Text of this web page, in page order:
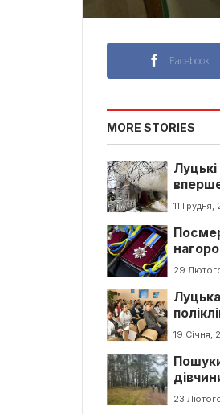
Facebook
MORE STORIES
11 Грудня,
29
19 Січня,
23